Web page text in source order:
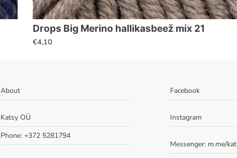
Drops Big Merino hallikasbeež mix 21
€4,10
About
Katsy OÜ
Phone: +372 5281794
Facebook
Instagram
Messenger: m.me/